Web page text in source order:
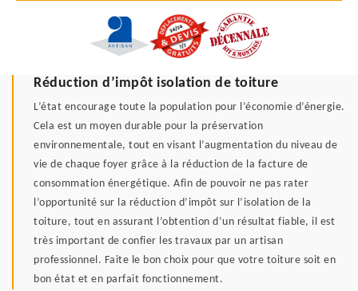
Réduction d’impôt isolation de toiture
L’état encourage toute la population pour l’économie d’énergie.
Cela est un moyen durable pour la préservation
environnementale, tout en visant l’augmentation du niveau de
vie de chaque foyer grâce à la réduction de la facture de
consommation énergétique. Afin de pouvoir ne pas rater
l’opportunité sur la réduction d’impôt sur l’isolation de la
toiture, tout en assurant l’obtention d’un résultat fiable, il est
très important de confier les travaux par un artisan
professionnel. Faite le bon choix pour que votre toiture soit en
bon état et en parfait fonctionnement.